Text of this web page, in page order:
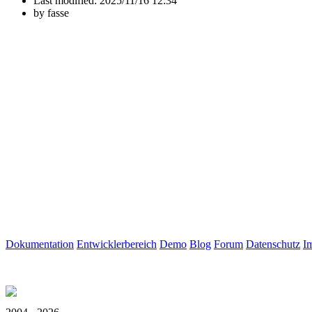
by fasse
Dokumentation Entwicklerbereich Demo Blog Forum Datenschutz